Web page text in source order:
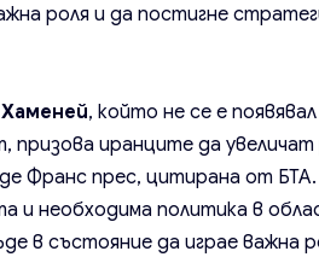
роля и да постигне
, който не се е
призова иранците да
Франс прес, цитирана от БТА.
и необходима политика в
в състояние да играе важна